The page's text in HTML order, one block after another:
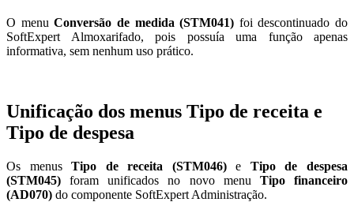
O menuConversão de medida (STM041) foi descontinuado do
SoftExpert Almoxarifado, pois possuía uma função apenas
informativa, sem nenhum uso prático.
Unificação dos menus Tipo de receita e
Tipo de despesa
Os menusTipo de receita (STM046)e Tipo de despesa
(STM045) foram unificados no novo menu Tipo financeiro
(AD070) do componente SoftExpert Administração.